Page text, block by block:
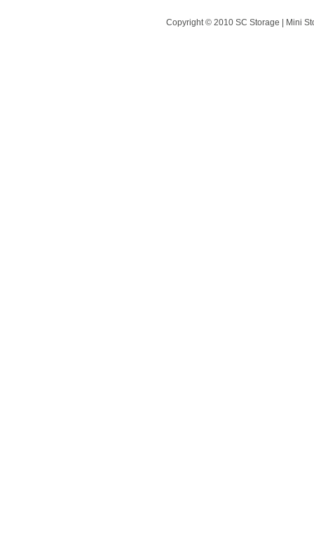
Copyright © 2010 SC Storage | Mini